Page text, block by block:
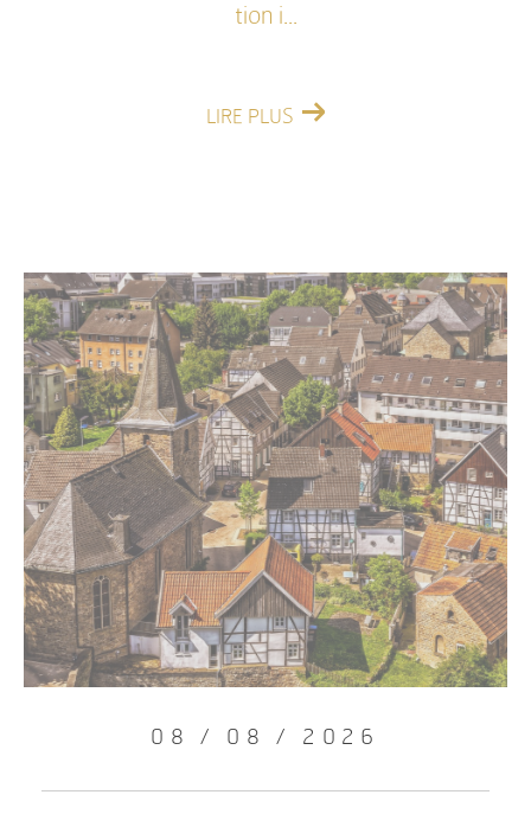
tion i...
LIRE PLUS
08 / 08 / 2026